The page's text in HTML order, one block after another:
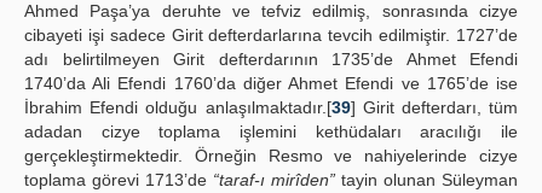
Ahmed Paşa’ya deruhte ve tefviz edilmiş, sonrasında cizye
cibayeti işi sadece Girit defterdarlarına tevcih edilmiştir. 1727’de
adı belirtilmeyen Girit defterdarının 1735’de Ahmet Efendi
1740’da Ali Efendi 1760’da diğer Ahmet Efendi ve 1765’de ise
İbrahim Efendi olduğu anlaşılmaktadır.[39] Girit defterdarı, tüm
adadan cizye toplama işlemini kethüdaları aracılığı ile
gerçekleştirmektedir. Örneğin Resmo ve nahiyelerinde cizye
toplama görevi 1713’de “taraf-ı mirîden” tayin olunan Süleyman